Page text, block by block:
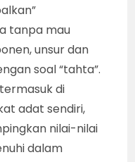
tanpa mau
unsur dan
soal “tahta”.
di
adat sendiri,
nilai-nilai
dalam